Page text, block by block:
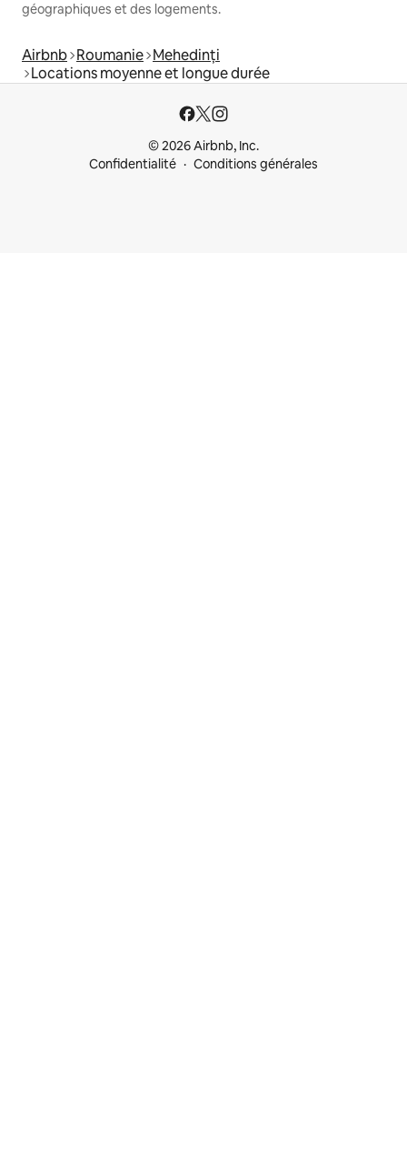
géographiques et des logements.
Airbnb Roumanie Mehedinți
Locations moyenne et longue durée
© 2026 Airbnb, Inc.
Confidentialité
Conditions générales